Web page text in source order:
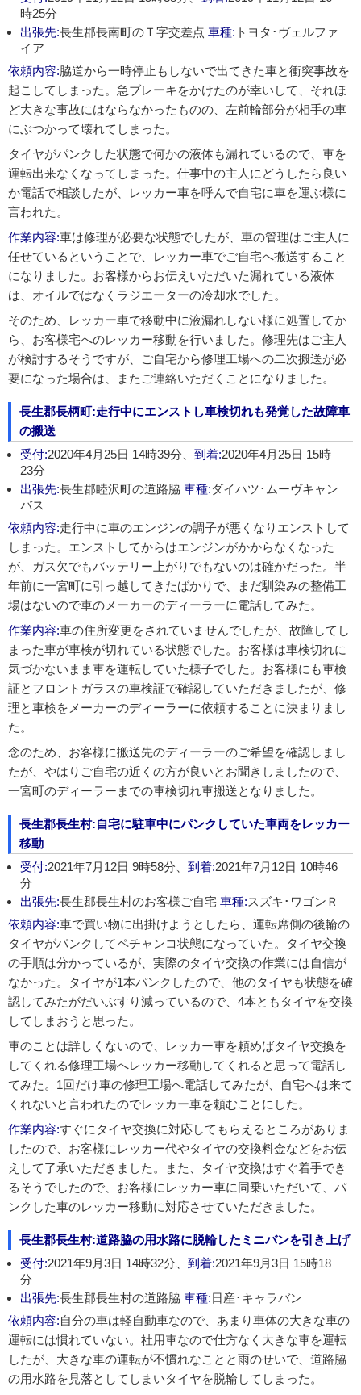
時25分
出張先:長生郡長南町のＴ字交差点 車種: トヨタ･ヴェルファ
イア
依頼内容:脇道から一時停止もしないで出てきた車と衝突事故を
起こしてしまった。急ブレーキをかけたのが幸いして、それほ
ど大きな事故にはならなかったものの、左前輪部分が相手の車
にぶつかって壊れてしまった。
タイヤがパンクした状態で何かの液体も漏れているので、車を
運転出来なくなってしまった。仕事中の主人にどうしたら良い
か電話で相談したが、レッカー車を呼んで自宅に車を運ぶ様に
言われた。
作業内容:車は修理が必要な状態でしたが、車の管理はご主人に
任せているということで、レッカー車でご自宅へ搬送すること
になりました。お客様からお伝えいただいた漏れている液体
は、オイルではなくラジエーターの冷却水でした。
そのため、レッカー車で移動中に液漏れしない様に処置してか
ら、お客様宅へのレッカー移動を行いました。修理先はご主人
が検討するそうですが、ご自宅から修理工場への二次搬送が必
要になった場合は、またご連絡いただくことになりました。
長生郡長柄町:走行中にエンストし車検切れも発覚した故障車
の搬送
受付:2020年4月25日 14時39分、 到着:2020年4月25日 15時
23分
出張先:長生郡睦沢町の道路脇 車種:ダイハツ･ムーヴキャン
バス
依頼内容:走行中に車のエンジンの調子が悪くなりエンストして
しまった。エンストしてからはエンジンがかからなくなった
が、ガス欠でもバッテリー上がりでもないのは確かだった。半
年前に一宮町に引っ越してきたばかりで、まだ馴染みの整備工
場はないので車のメーカーのディーラーに電話してみた。
作業内容:車の住所変更をされていませんでしたが、故障してし
まった車が車検が切れている状態でした。お客様は車検切れに
気づかないまま車を運転していた様子でした。お客様にも車検
証とフロントガラスの車検証で確認していただきましたが、修
理と車検をメーカーのディーラーに依頼することに決まりまし
た。
念のため、お客様に搬送先のディーラーのご希望を確認しまし
たが、やはりご自宅の近くの方が良いとお聞きしましたので、
一宮町のディーラーまでの車検切れ車搬送となりました。
長生郡長生村:自宅に駐車中にパンクしていた車両をレッカー
移動
受付:2021年7月12日 9時58分、 到着:2021年7月12日 10時46
分
出張先:長生郡長生村のお客様ご自宅 車種:スズキ･ワゴンＲ
依頼内容:車で買い物に出掛けようとしたら、運転席側の後輪の
タイヤがパンクしてペチャンコ状態になっていた。タイヤ交換
の手順は分かっているが、実際のタイヤ交換の作業には自信が
なかった。タイヤが1本パンクしたので、他のタイヤも状態を確
認してみたがだいぶすり減っているので、4本ともタイヤを交換
してしまおうと思った。
車のことは詳しくないので、レッカー車を頼めばタイヤ交換を
してくれる修理工場へレッカー移動してくれると思って電話し
てみた。1回だけ車の修理工場へ電話してみたが、自宅へは来て
くれないと言われたのでレッカー車を頼むことにした。
作業内容:すぐにタイヤ交換に対応してもらえるところがありま
したので、お客様にレッカー代やタイヤの交換料金などをお伝
えして了承いただきました。また、タイヤ交換はすぐ着手でき
るそうでしたので、お客様にレッカー車に同乗いただいて、パ
ンクした車のレッカー移動に対応させていただきました。
長生郡長生村:道路脇の用水路に脱輪したミニバンを引き上げ
受付:2021年9月3日 14時32分、 到着:2021年9月3日 15時18
分
出張先:長生郡長生村の道路脇 車種:日産･キャラバン
依頼内容:自分の車は軽自動車なので、あまり車体の大きな車の
運転には慣れていない。社用車なので仕方なく大きな車を運転
したが、大きな車の運転が不慣れなことと雨のせいで、道路脇
の用水路を見落としてしまいタイヤを脱輪してしまった。